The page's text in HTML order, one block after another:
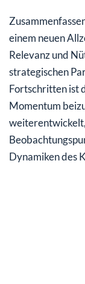
einem neuen
Relevanz und
strategischen
Fortschritten ist
Momentum
Dynamiken des